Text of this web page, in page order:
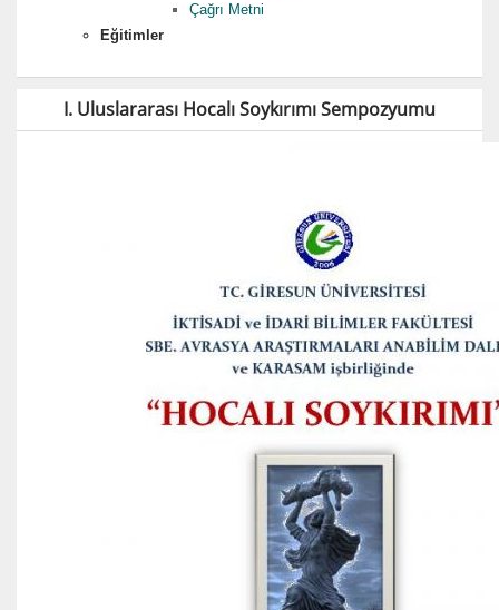
Çağrı Metni
Eğitimler
I. Uluslararası Hocalı Soykırımı Sempozyumu